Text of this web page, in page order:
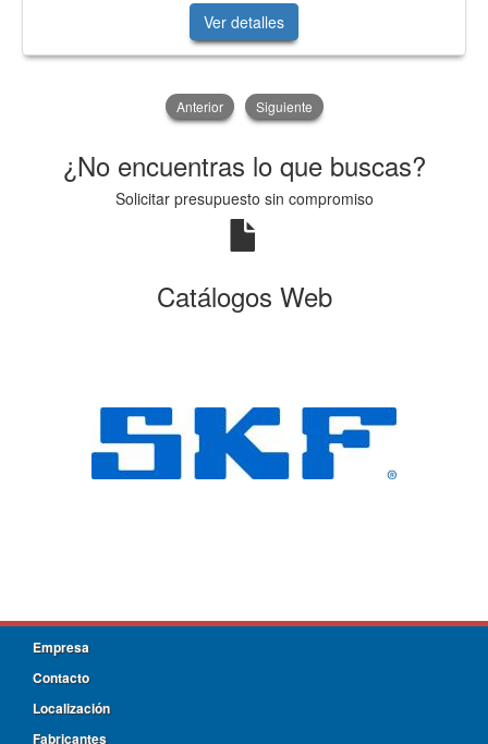
Ver detalles
Anterior Siguiente
¿No encuentras lo que buscas?
Solicitar presupuesto sin compromiso
Catálogos Web
Empresa
Contacto
Localización
Fabricantes